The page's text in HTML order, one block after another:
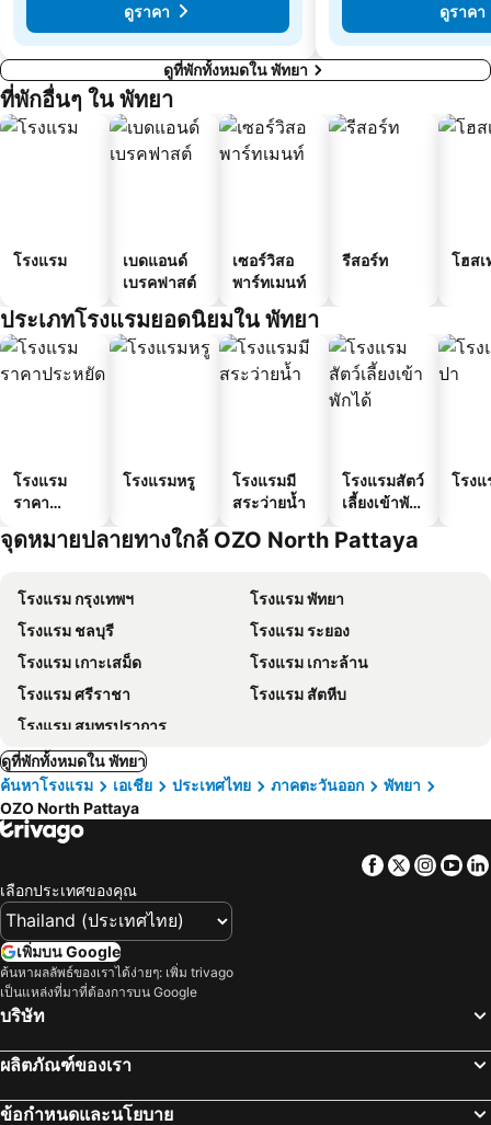
ดูราคา
ดูราคา
ดูที่พักทั้งหมดใน พัทยา
ที่พักอื่นๆ ใน พัทยา
โรงแรม
เบดแอนด์
เบรคฟาสต์
เซอร์วิสอ
พาร์ทเมนท์
รีสอร์ท โฮสเ
ประเภทโรงแรมยอดนิยมใน พัทยา
โรงแรม
ราคา
โรงแรมหรู
โรงแรมมี
สระว่ายน้ำ
โรงแรมสัตว์
เลี้ยงเข้าพัก
โรง
จุดหมายปลายทางใกล้ OZO North Pattaya
โรงแรม กรุงเทพฯ
โรงแรม พัทยา
โรงแรม ชลบุรี
โรงแรม ระยอง
โรงแรม เกาะเสม็ด
โรงแรม เกาะล้าน
โรงแรม ศรีราชา
โรงแรม สัตหีบ
โรงแรม สมุทรปราการ
ดูที่พักทั้งหมดใน พัทยา
ค้นหาโรงแรม
เอเชีย ประเทศไทย ภาคตะวันออก
พัทยา
OZO North Pattaya
Facebook
Twitter
เลือกประเทศของคุณ
เพิ่มบน Google
ค้นหาผลลัพธ์ของเราได้ง่ายๆ: เพิ่ม trivago
เป็นแหล่งที่มาที่ต้องการบน Google
บริษัท
ผลิตภัณฑ์ของเรา
ข้อกำหนดและนโยบาย